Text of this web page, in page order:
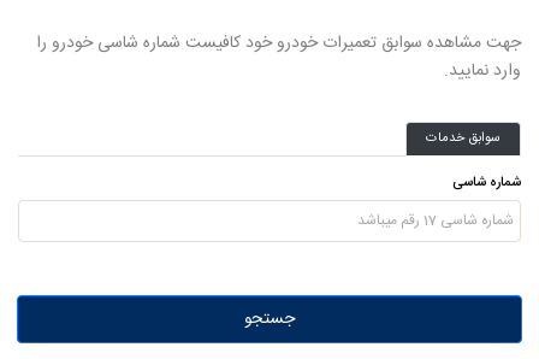
جهت مشاهده سوابق تعمیرات خودرو خود کافیست شماره شاسی خودرو را
وارد نمایید.
سوابق خدمات
شماره شاسی
جستجو